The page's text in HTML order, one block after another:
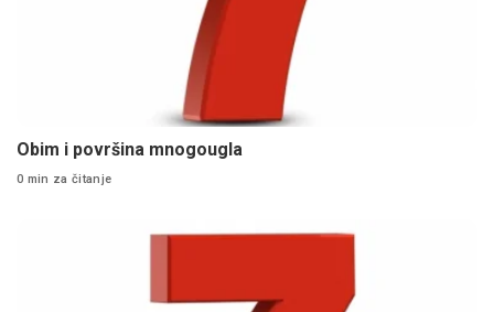
Obim i površina mnogougla
0 min za čitanje